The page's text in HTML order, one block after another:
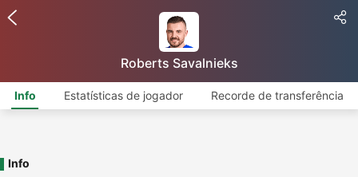
Roberts Savalnieks
Info Estatísticas de jogador Recorde de transferência
Info